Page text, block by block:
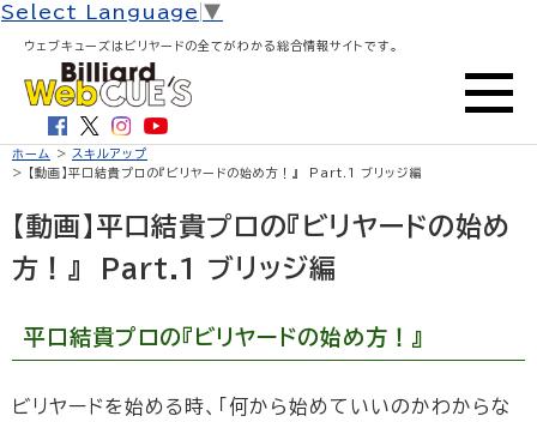
Select Language ▼
ウェブキューズはビリヤードの全てがわかる総合情報サイトです。
ホーム > スキルアップ
> 【動画】平口結貴プロの『ビリヤードの始め方！』 Part.1 ブリッジ編
【動画】平口結貴プロの『ビリヤードの始め
方！』 Part.1 ブリッジ編
平口結貴プロの『ビリヤードの始め方！』
ビリヤードを始める時、「何から始めていいのかわからな